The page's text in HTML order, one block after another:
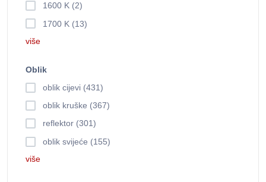
1600 K (2)
1700 K (13)
više
Oblik
oblik cijevi (431)
oblik kruške (367)
reflektor (301)
oblik svijeće (155)
više